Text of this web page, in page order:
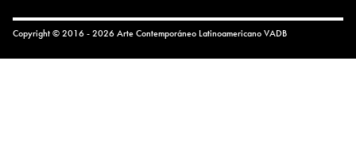
Copyright © 2016 - 2026 Arte Contemporáneo LatinoamericanoVADB